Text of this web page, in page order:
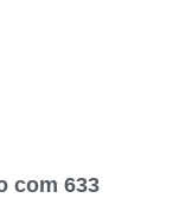
com 633